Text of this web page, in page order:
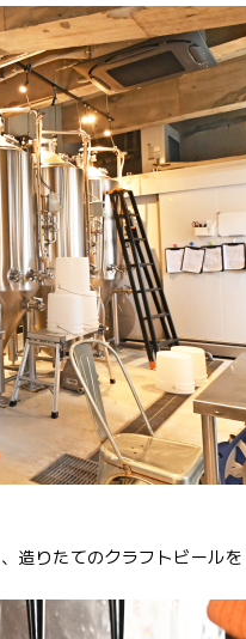
りたてのクラフトビール